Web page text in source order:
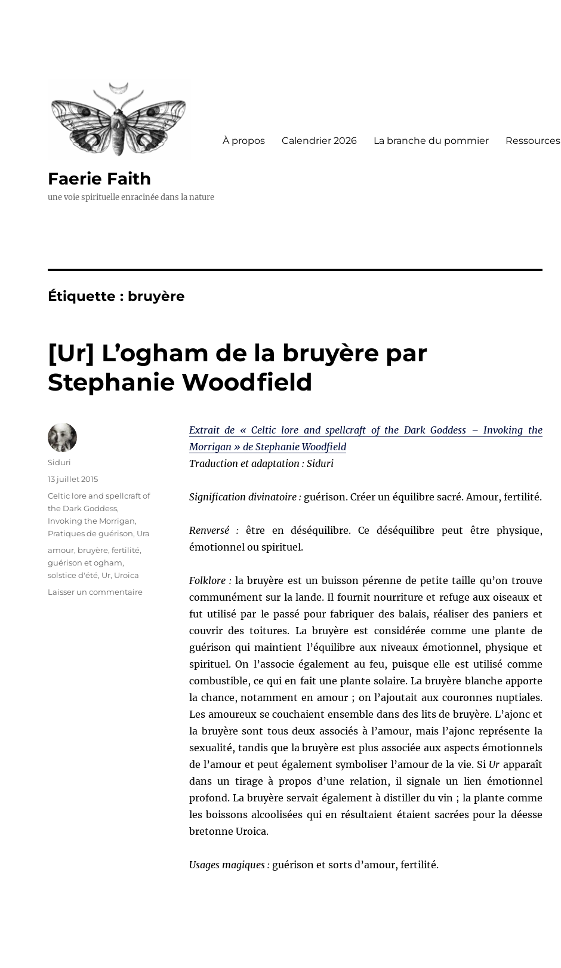
Faerie Faith
une voie spirituelle enracinée dans la nature
À propos Calendrier 2026 La branche du pommier Ressources
Étiquette : bruyère
[Ur] L’ogham de la bruyère par
Stephanie Woodfield
Extrait de « Celtic lore and spellcraft of the Dark Goddess – Invoking the
Morrigan » de Stephanie Woodfield
Traduction et adaptation : Siduri
Signification divinatoire :guérison. Créer un équilibre sacré. Amour, fertilité.
Renversé :être en déséquilibre. Ce déséquilibre peut être physique,
émotionnel ou spirituel.
Folklore : la bruyère est un buisson pérenne de petite taille qu’on trouve
communément sur la lande. Il fournit nourriture et refuge aux oiseaux et
fut utilisé par le passé pour fabriquer des balais, réaliser des paniers et
couvrir des toitures. La bruyère est considérée comme une plante de
guérison qui maintient l’équilibre aux niveaux émotionnel, physique et
spirituel. On l’associe également au feu, puisque elle est utilisé comme
combustible, ce qui en fait une plante solaire. La bruyère blanche apporte
la chance, notamment en amour ; on l’ajoutait aux couronnes nuptiales.
Les amoureux se couchaient ensemble dans des lits de bruyère. L’ajonc et
la bruyère sont tous deux associés à l’amour, mais l’ajonc représente la
sexualité, tandis que la bruyère est plus associée aux aspects émotionnels
de l’amour et peut également symboliser l’amour de la vie. Si Ur apparaît
dans un tirage à propos d’une relation, il signale un lien émotionnel
profond. La bruyère servait également à distiller du vin ; la plante comme
les boissons alcoolisées qui en résultaient étaient sacrées pour la déesse
bretonne Uroica.
Usages magiques :guérison et sorts d’amour, fertilité.
Auteur
Siduri
Publié
le
13 juillet 2015
Catégories
Celtic lore and spellcraft of
the Dark Goddess,
Invoking the Morrigan,
Pratiques de guérison, Ura
Étiquettes
amour, bruyère,fertilité,
guérison et ogham,
solstice d'été, Ur, Uroica
Laisser un commentairesur